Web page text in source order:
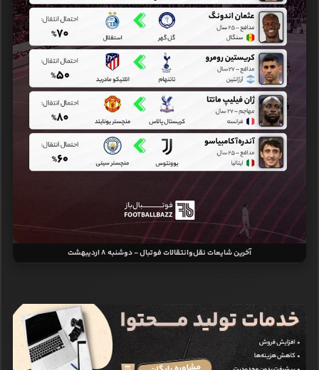
آخرین شایعات نقل‌وانتقالات فوتبال - دوشنبه 8 اردیبهشت